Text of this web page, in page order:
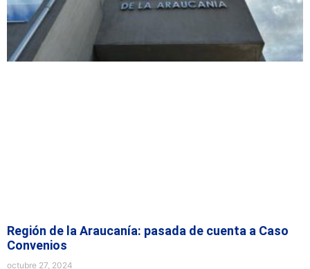
Región de la Araucanía: pasada de cuenta a Caso
Convenios
octubre 27, 2024